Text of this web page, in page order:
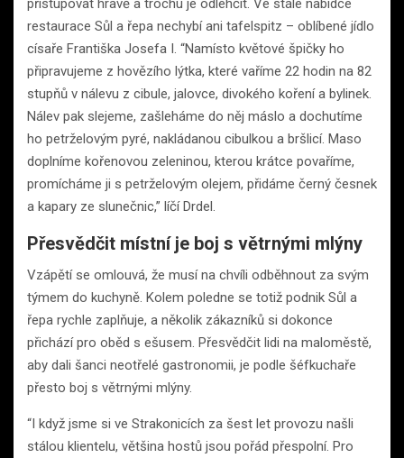
přistupovat hravě a trochu je odlehčit. Ve stálé nabídce
restaurace Sůl a řepa nechybí ani tafelspitz – oblíbené jídlo
císaře Františka Josefa I. “Namísto květové špičky ho
připravujeme z hovězího lýtka, které vaříme 22 hodin na 82
stupňů v nálevu z cibule, jalovce, divokého koření a bylinek.
Nálev pak slejeme, zašleháme do něj máslo a dochutíme
ho petrželovým pyré, nakládanou cibulkou a bršlicí. Maso
doplníme kořenovou zeleninou, kterou krátce povaříme,
promícháme ji s petrželovým olejem, přidáme černý česnek
a kapary ze slunečnic,” líčí Drdel.
Přesvědčit místní je boj s větrnými mlýny
Vzápětí se omlouvá, že musí na chvíli odběhnout za svým
týmem do kuchyně. Kolem poledne se totiž podnik Sůl a
řepa rychle zaplňuje, a několik zákazníků si dokonce
přichází pro oběd s ešusem. Přesvědčit lidi na maloměstě,
aby dali šanci neotřelé gastronomii, je podle šéfkuchaře
přesto boj s větrnými mlýny.
“I když jsme si ve Strakonicích za šest let provozu našli
stálou klientelu, většina hostů jsou pořád přespolní. Pro